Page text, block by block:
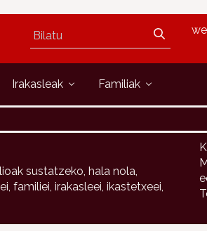
Irakasleak Familiak
sustatzeko, hala nola,
familiei, irakasleei, ikastetxeei,